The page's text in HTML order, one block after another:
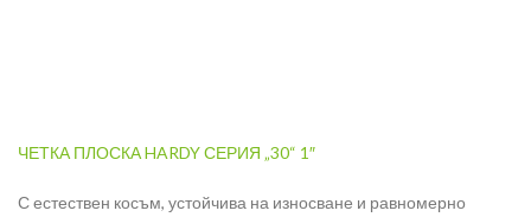
ЧЕТКА ПЛОСКА HARDY СЕРИЯ „30“ 1″
С естествен косъм, устойчива на износване и равномерно